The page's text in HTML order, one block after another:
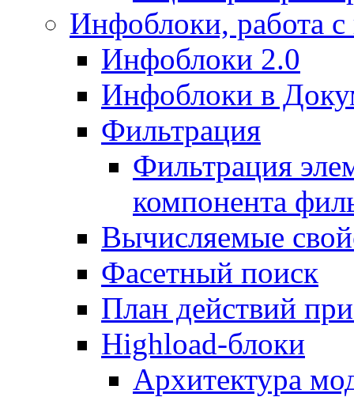
Инфоблоки, работа
Инфоблоки 2.0
Инфоблоки в
Фильтрация
Фильтрация
компонента
Вычисляемые
Фасетный поиск
План действий
Highload-блоки
Архитектура